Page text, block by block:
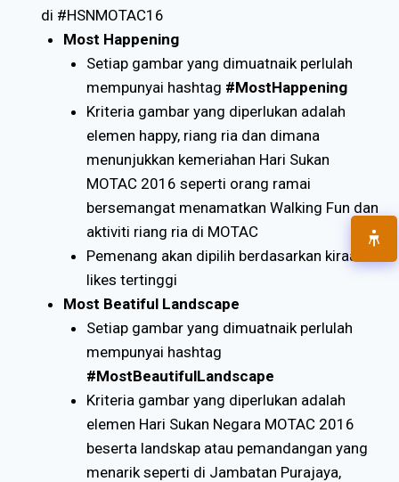
di #HSNMOTAC16
Most Happening
Setiap gambar yang dimuatnaik perlulah
mempunyai hashtag #MostHappening
Kriteria gambar yang diperlukan adalah
elemen happy, riang ria dan dimana
menunjukkan kemeriahan Hari Sukan
MOTAC 2016 seperti orang ramai
bersemangat menamatkan Walking Fun dan
aktiviti riang ria di MOTAC
Pemenang akan dipilih berdasarkan kiraan
likes tertinggi
Most Beatiful Landscape
Setiap gambar yang dimuatnaik perlulah
mempunyai hashtag
#MostBeautifulLandscape
Kriteria gambar yang diperlukan adalah
elemen Hari Sukan Negara MOTAC 2016
beserta landskap atau pemandangan yang
menarik seperti di Jambatan Purajaya,